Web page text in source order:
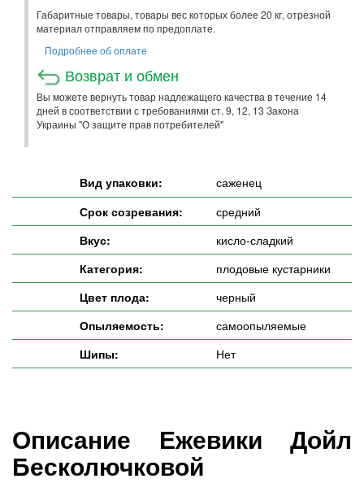
Габаритные товары, товары вес которых более 20 кг, отрезной
материал отправляем по предоплате.
Подробнее об оплате
Возврат и обмен
Вы можете вернуть товар надлежащего качества в течение 14
дней в соответствии с требованиями ст. 9, 12, 13 Закона
Украины "О защите прав потребителей"
Вид упаковки:
саженец
Срок созревания:
средний
Вкус:
кисло-сладкий
Категория:
плодовые кустарники
Цвет плода:
черный
Опыляемость:
самоопыляемые
Шипы:
Нет
Описание Ежевики Дойл
Бесколючковой